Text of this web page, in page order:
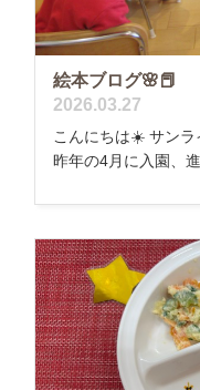
絵本ブログ🌸📕
2026.03.27
こんにちは☀️ サンラ
昨年の4月に入園、